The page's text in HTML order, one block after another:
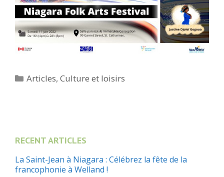
Catégories
Articles,Culture et loisirs
RECENT ARTICLES
La Saint-Jean à Niagara : Célébrez la fête de la
francophonie à Welland !